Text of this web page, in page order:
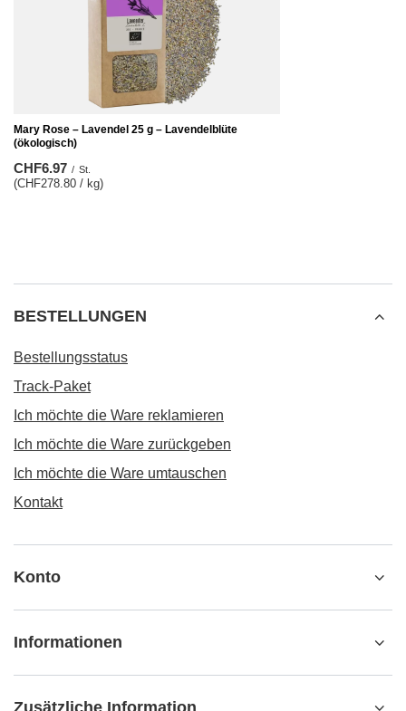
Mary Rose – Lavendel 25 g – Lavendelblüte
(ökologisch)
CHF6.97 / St.
(CHF278.80 / kg)
BESTELLUNGEN
Bestellungsstatus
Track-Paket
Ich möchte die Ware reklamieren
Ich möchte die Ware zurückgeben
Ich möchte die Ware umtauschen
Kontakt
Konto
Informationen
Zusätzliche Information